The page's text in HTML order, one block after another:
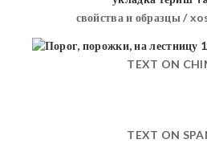
свойства и образцы /
TEXT ON
TEXT ON